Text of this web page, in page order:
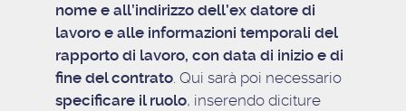
nome e all’indirizzo dell’ex datore di
lavoro e alle informazioni temporali del
rapporto di lavoro, con data di inizio e di
fine del contrato. Qui sarà poi necessario
specificare il ruolo, inserendo diciture